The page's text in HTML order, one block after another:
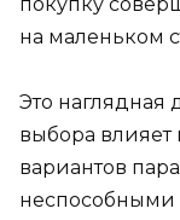
на маленьком
Это наглядная
выбора
вариантов
неспособными